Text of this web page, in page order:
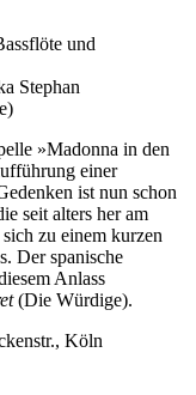
und
Stephan
»Madonna in den
einer
ist nun schon
seit alters her am
zu einem kurzen
Der spanische
Anlass
(Die Würdige).
Köln